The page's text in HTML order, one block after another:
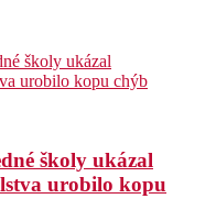
školy ukázal
urobilo kopu